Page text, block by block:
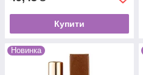
Купити
Новинка